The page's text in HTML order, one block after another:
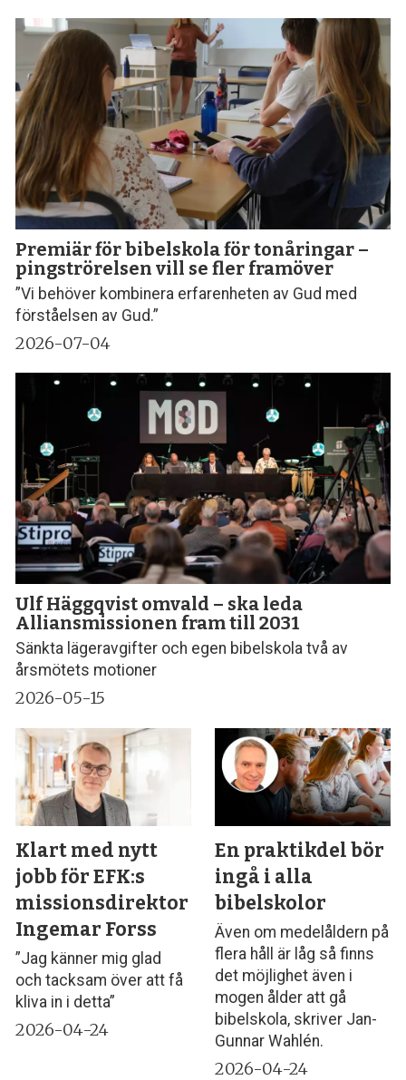
Premiär för bibelskola för tonåringar –
pingströrelsen vill se fler framöver
”Vi behöver kombinera erfarenheten av Gud med
förståelsen av Gud.”
2026-07-04
Ulf Häggqvist omvald – ska leda
Alliansmissionen fram till 2031
Sänkta lägeravgifter och egen bibelskola två av
årsmötets motioner
2026-05-15
Klart med nytt
jobb för EFK:s
missionsdirektor
Ingemar Forss
”Jag känner mig glad
och tacksam över att få
kliva in i detta”
2026-04-24
En praktikdel bör
ingå i alla
bibelskolor
Även om medelåldern på
flera håll är låg så finns
det möjlighet även i
mogen ålder att gå
bibelskola, skriver Jan-
Gunnar Wahlén.
2026-04-24